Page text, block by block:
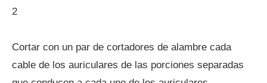
2
Cortar con un par de cortadores de alambre cada
cable de los auriculares de las porciones separadas